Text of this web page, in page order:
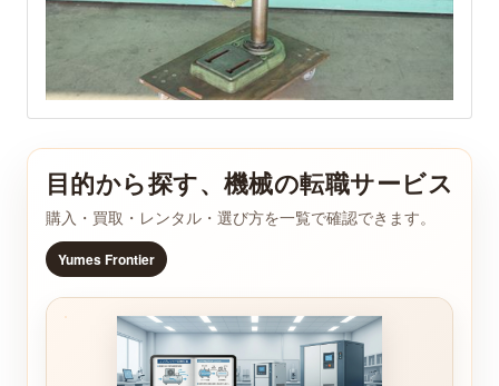
目的から探す、機械の転職サービス
購入・買取・レンタル・選び方を一覧で確認できます。
Yumes Frontier